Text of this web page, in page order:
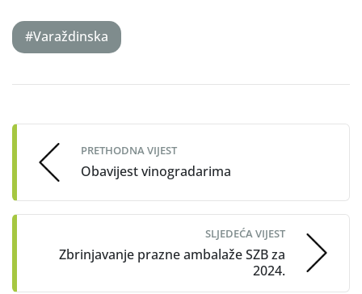
#Varaždinska
navigation
PRETHODNA VIJEST
Obavijest vinogradarima
SLJEDEĆA VIJEST
Zbrinjavanje prazne ambalaže SZB za
2024.